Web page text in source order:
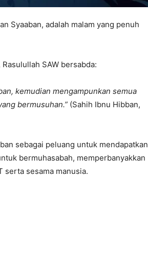
Syaaban, adalah malam yang penuh
SAW bersabda:
kemudian mengampunkan semua
bermusuhan.” (Sahih Ibnu Hibban,
sebagai peluang untuk mendapatkan
bermuhasabah, memperbanyakkan
serta sesama manusia.